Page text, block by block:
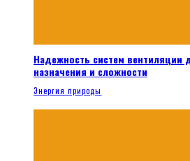
Надежность систем вентиляции
назначения и сложности
Энергия природы